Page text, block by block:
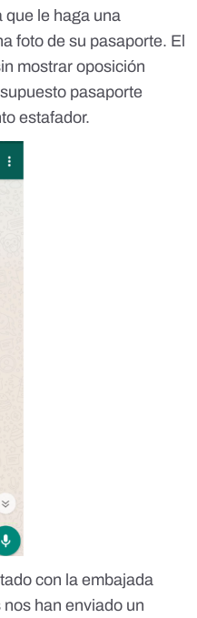
que le haga una
foto de su pasaporte. El
mostrar oposición
pasaporte
estafador.
con la embajada
han enviado un